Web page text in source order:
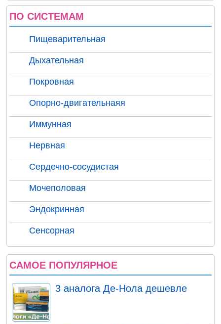
ПО СИСТЕМАМ
Пищеварительная
Дыхательная
Покровная
Опорно-двигательнаяя
Иммунная
Нервная
Сердечно-сосудистая
Мочеполовая
Эндокринная
Сенсорная
САМОЕ ПОПУЛЯРНОЕ
3 аналога Де-Нола дешевле